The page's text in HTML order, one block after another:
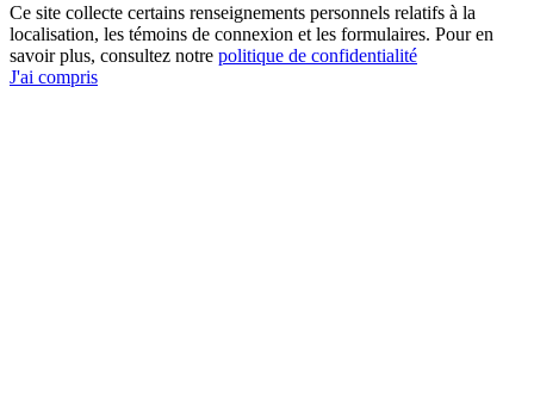
Ce site collecte certains renseignements personnels relatifs à la
localisation, les témoins de connexion et les formulaires. Pour en
savoir plus, consultez notre politique de confidentialité
J'ai compris